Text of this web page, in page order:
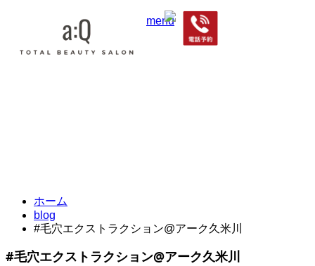
menu
合同会社 VieNouvelle
ホーム
blog
#毛穴エクストラクション@アーク久米川
#毛穴エクストラクション@アーク久米川